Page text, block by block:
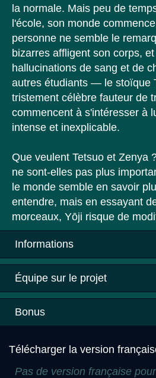
la normale. Mais peu de
l'école, son monde
personne ne semble le
bizarres affligent son corps,
hallucinations de sang et de
autres étudiants — le stoïque
tristement célèbre fauteur de
commencent à s'intéresser à
intense et inexplicable.
Que veulent Tetsuo et Zenya
ne sont-elles pas plus
le monde semble en savoir
entendre, mais en essayant
morceaux, Yōji risque de
Informations
Équipe sur le projet
Bonus
Télécharger la version
Pas de version française